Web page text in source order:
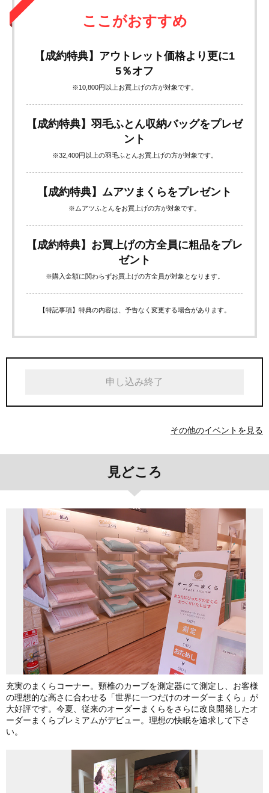
ここがおすすめ
【成約特典】アウトレット価格より更に1
5％オフ
※10,800円以上お買上げの方が対象です。
【成約特典】羽毛ふとん収納バッグをプレゼ
ント
※32,400円以上の羽毛ふとんお買上げの方が対象です。
【成約特典】ムアツまくらをプレゼント
※ムアツふとんをお買上げの方が対象です。
【成約特典】お買上げの方全員に粗品をプレ
ゼント
※購入金額に関わらずお買上げの方全員が対象となります。
【特記事項】特典の内容は、予告なく変更する場合があります。
申し込み終了
その他のイベントを見る
見どころ
充実のまくらコーナー。頸椎のカーブを測定器にて測定し、お客様
の理想的な高さに合わせる「世界に一つだけのオーダーまくら」が
大好評です。今夏、従来のオーダーまくらをさらに改良開発したオ
ーダーまくらプレミアムがデビュー。理想の快眠を追求して下さ
い。